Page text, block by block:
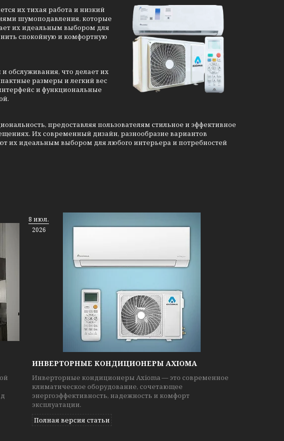
их тихая работа и низкий
шумоподавления, которые
их идеальным выбором для
спокойную и комфортную
обслуживания, что делает их
размеры и легкий вес
и функциональные
предоставляя пользователям стильное и эффективное
Их современный дизайн, разнообразие вариантов
их идеальным выбором для любого интерьера и потребностей
8 июл.
2026
ИНВЕРТОРНЫЕ КОНДИЦИОНЕРЫ AXIOMA
Инверторные кондиционеры Axioma — это современное
климатическое оборудование, сочетающее
энергоэффективность, надежность и комфорт
эксплуатации.
Полная версия статьи